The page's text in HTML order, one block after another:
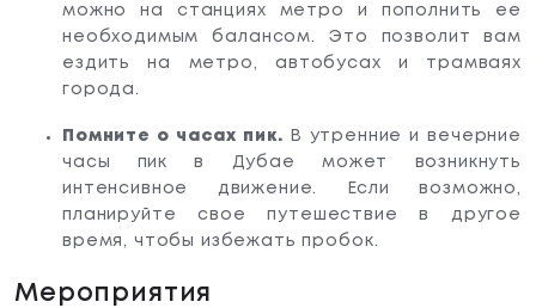
можно на станциях метро и пополнить ее
необходимым балансом. Это позволит вам
ездить на метро, автобусах и трамваях
города.
Помните о часах пик.
В утренние и вечерние
часы пик в Дубае может возникнуть
интенсивное движение. Если возможно,
планируйте свое путешествие в другое
время, чтобы избежать пробок.
Мероприятия